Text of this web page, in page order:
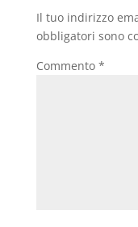
Il tuo indirizzo
obbligatori sono
Commento *